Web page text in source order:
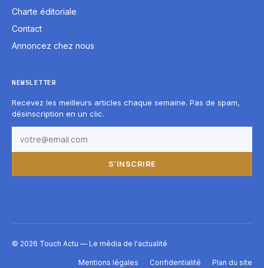
Charte éditoriale
Contact
Annoncez chez nous
NEWSLETTER
Recevez les meilleurs articles chaque semaine. Pas de spam,
désinscription en un clic.
S'INSCRIRE
© 2026 Touch Actu — Le média de l'actualité
Mentions légales Confidentialité Plan du site